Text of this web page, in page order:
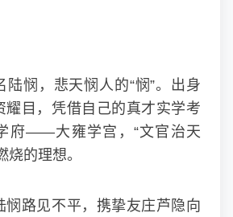
陆悯，悲天悯人的“悯”。出身
耀目，凭借自己的真才实学考
府——大雍学宫，“文官治天
烧的理想。
悯路见不平，携挚友庄芦隐向